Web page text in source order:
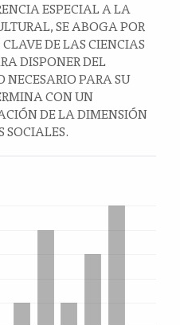
ESPECIAL A LA
SE ABOGA POR
DE LAS CIENCIAS
DISPONER DEL
PARA SU
CON UN
DE LA DIMENSIÓN
SOCIALES.